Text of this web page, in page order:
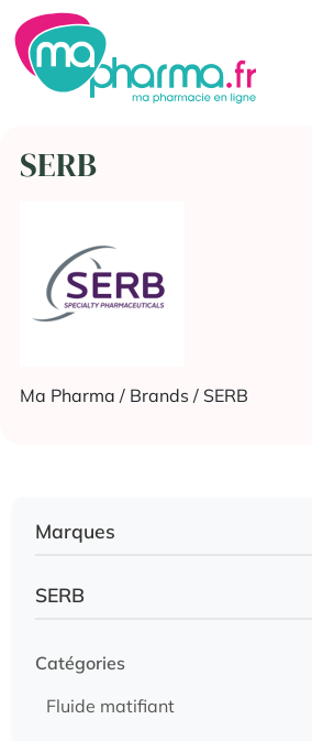
SERB
Ma Pharma / Brands / SERB
Marques
SERB
Catégories
Fluide matifiant